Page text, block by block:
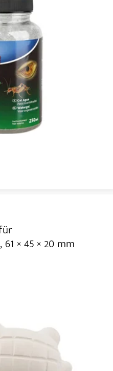
× 45 × 20 mm